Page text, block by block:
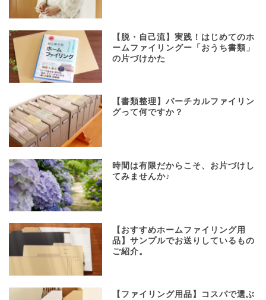
【脱・自己流】実践！はじめてのホ
ームファイリングー「おうち書類」
の片づけかた
【書類整理】バーチカルファイリン
グって何ですか？
時間は有限だからこそ、お片づけし
てみませんか♪
【おすすめホームファイリング用
品】サンプルでお送りしているもの
ご紹介。
【ファイリング用品】コスパで選ぶ